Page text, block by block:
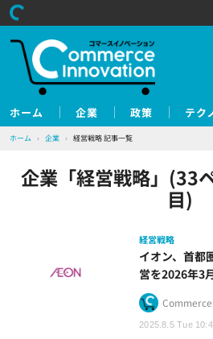
ホーム 企業 政策 テク
ホーム › 企業 › 経営戦略 記事一覧
企業「経営戦略」(33
目)
経営戦略
2025.8.5 Tue
イオン、首都
営を2026年3